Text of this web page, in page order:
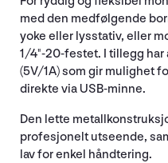
med den medfølgende
yoke eller lysstativ, eller
1/4"-20-festet. I tillegg har
(5V/1A) som gir mulighet
direkte via USB-minne.
Den lette
profesjonelt utseende,
lav for enkel håndtering.